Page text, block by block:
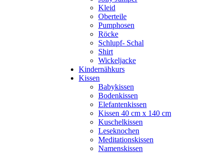
Kleid
Oberteile
Pumphosen
Röcke
Schlupf- Schal
Shirt
Wickeljacke
Kindernähkurs
Kissen
Babykissen
Bodenkissen
Elefantenkissen
Kissen 40 cm x 140 cm
Kuschelkissen
Leseknochen
Meditationskissen
Namenskissen